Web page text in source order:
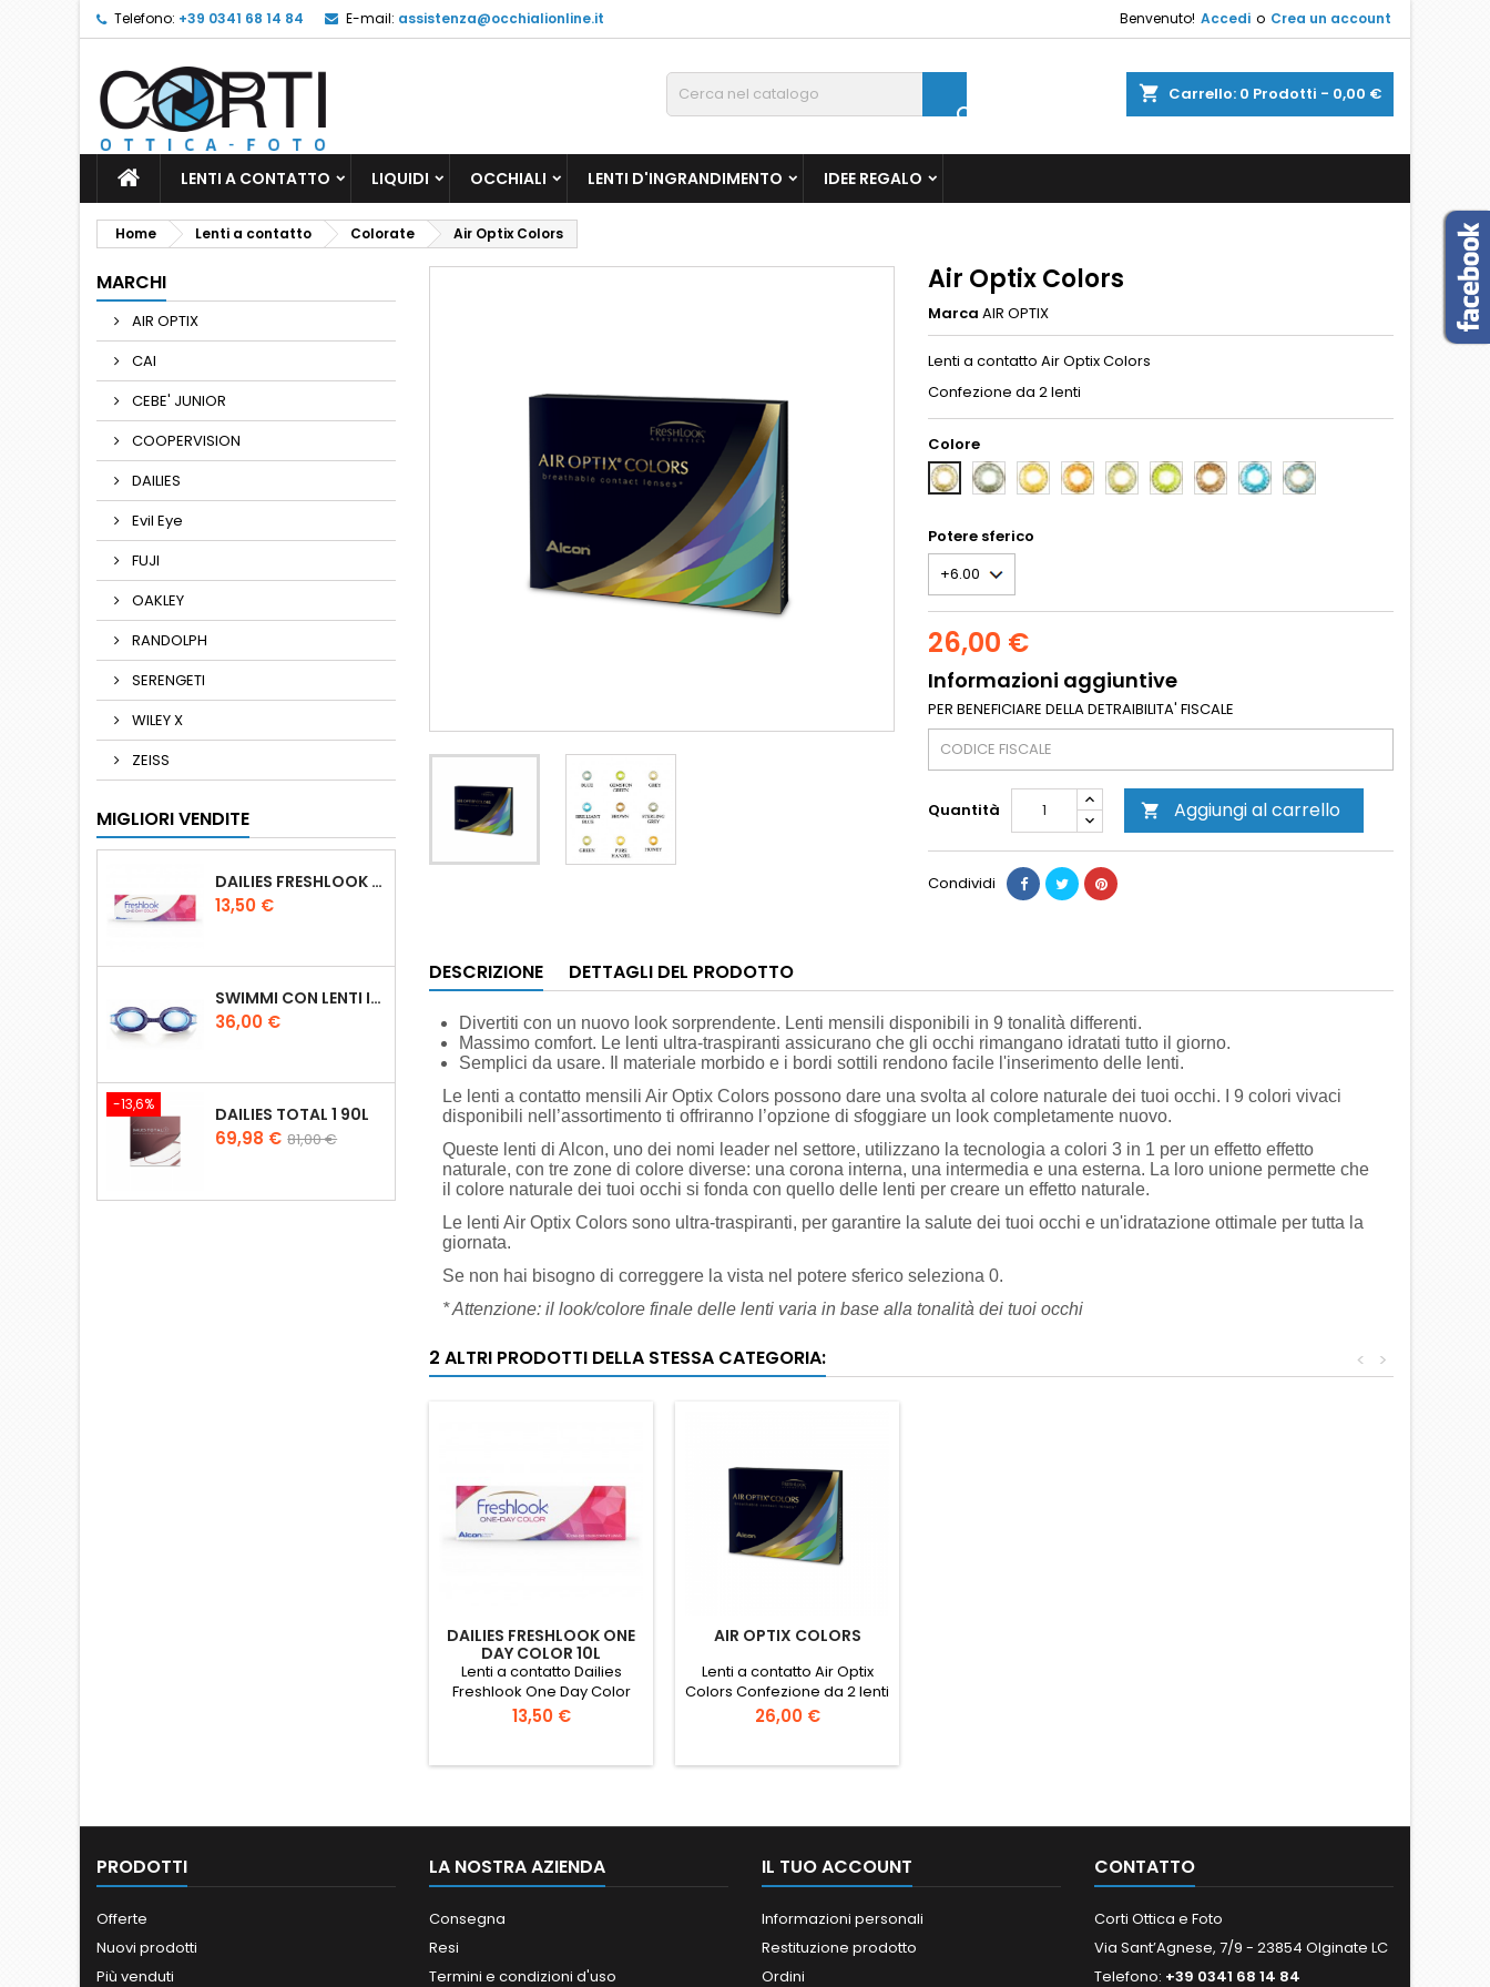
Telefono: +39 0341 68 14 84 E-mail: assistenza@occhialionline.it Benvenuto! Accedi o Crea un account
shopping_cart Carrello: 0 Prodotti - 0,00 €

LENTI A CONTATTO LIQUIDI OCCHIALI LENTI D'INGRANDIMENTO IDEE REGALO
Home Lenti a contatto Colorate Air Optix Colors
MARCHI
AIR OPTIX
CAI
CEBE' JUNIOR
COOPERVISION
DAILIES
Evil Eye
FUJI
OAKLEY
RANDOLPH
SERENGETI
WILEY X
ZEISS
MIGLIORI VENDITE
DAILIES FRESHLOOK ONE DAY COLOR 10L
Prezzo
13,50 €
SWIMMI CON LENTI IN DIOTTRIA - MEDIUM
Prezzo
36,00 €
-13,6% DAILIES TOTAL 1 90L
Prezzo
69,98 € Prezzo
81,00 €
Air Optix Colors
Marca AIR OPTIX
Lenti a contatto Air Optix Colors
Confezione da 2 lenti
Colore
GREY
STERLING
GREY
PURE-
HAZEL
HONEYGREENGEMSTONE-
GREEN
BROWNBRILLIANT-
BLUE
BLUE
Potere sferico
26,00 €
Informazioni aggiuntive
PER BENEFICIARE DELLA DETRAIBILITA' FISCALE
Quantità  Aggiungi al carrello
Condividi
DESCRIZIONE DETTAGLI DEL PRODOTTO
Divertiti con un nuovo look sorprendente. Lenti mensili disponibili in 9 tonalità differenti.
Massimo comfort. Le lenti ultra-traspiranti assicurano che gli occhi rimangano idratati tutto il giorno.
Semplici da usare. Il materiale morbido e i bordi sottili rendono facile l'inserimento delle lenti.
Le lenti a contatto mensili Air Optix Colors possono dare una svolta al colore naturale dei tuoi occhi. I 9 colori vivaci
disponibili nell’assortimento ti offriranno l’opzione di sfoggiare un look completamente nuovo.
Queste lenti di Alcon, uno dei nomi leader nel settore, utilizzano la tecnologia a colori 3 in 1 per un effetto effetto
naturale, con tre zone di colore diverse: una corona interna, una intermedia e una esterna. La loro unione permette che
il colore naturale dei tuoi occhi si fonda con quello delle lenti per creare un effetto naturale.
Le lenti Air Optix Colors sono ultra-traspiranti, per garantire la salute dei tuoi occhi e un'idratazione ottimale per tutta la
giornata.
Se non hai bisogno di correggere la vista nel potere sferico seleziona 0.
* Attenzione: il look/colore finale delle lenti varia in base alla tonalità dei tuoi occhi
2 ALTRI PRODOTTI DELLA STESSA CATEGORIA: >
<
DAILIES FRESHLOOK ONE
DAY COLOR 10L
Lenti a contatto Dailies
Freshlook One Day Color
Confezioni da 10 lenti
Prezzo
13,50 €
AIR OPTIX COLORS
Lenti a contatto Air Optix
Colors Confezione da 2 lenti
Prezzo
26,00 €
PRODOTTI
Offerte
Nuovi prodotti
Più venduti
LA NOSTRA AZIENDA
Consegna
Resi
Termini e condizioni d'uso
IL TUO ACCOUNT
Informazioni personali
Restituzione prodotto
Ordini
CONTATTO
Corti Ottica e Foto
Via Sant’Agnese, 7/9 - 23854 Olginate LC
Telefono: +39 0341 68 14 84